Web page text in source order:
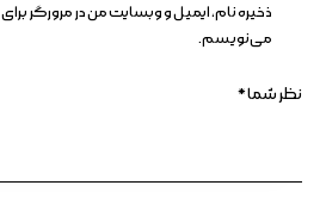
ذخیره نام، ایمیل و وبسایت من در مرورگر
می‌نویسم.